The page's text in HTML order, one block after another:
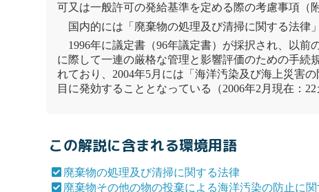
可又は一般許可の発給基準を定める際の考慮事項（
国内的には「 廃棄物の処理及び清掃に関する法律
1996年に議定書（96年議定書）が採択され、以
に際して一連の厳格な管理と影響評価のための手続
れており、2004年5月には「海洋汚染及び海上災害
目に発効することとなっている（2006年2月現在：
この解説に含まれる環境用語
廃棄物の処理及び清掃に関する法律
廃棄物その他の物の投棄による海洋汚染の防止に